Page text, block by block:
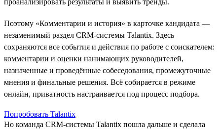
Поэтому «Комментарии и история» в карточке кандидата —
незаменимый раздел CRM-системы Talantix. Здесь
сохраняются все события и действия по работе с соискателем:
комментарии и оценки нанимающих руководителей,
назначенные и проведённые собеседования, промежуточные
мнения и финальные решения. Всё собирается в режиме
онлайн, приватность настраивается под процесс подбора.
Попробовать Talantix
Но команда CRM-системы Talantix пошла дальше и сделала